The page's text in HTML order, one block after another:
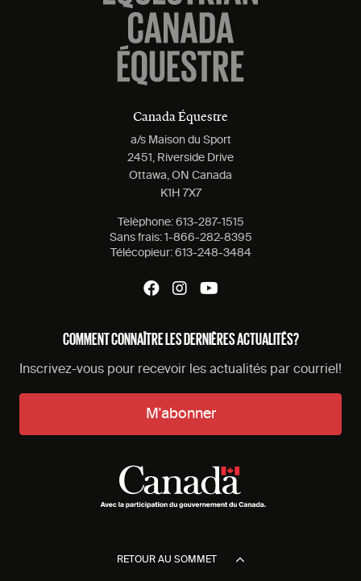
Canada Équestre
a/s Maison du Sport
2451, Riverside Drive
Ottawa, ON Canada
K1H 7X7
Tèlèphone: 613-287-1515
Sans frais: 1-866-282-8395
Télécopieur: 613-248-3484
COMMENT CONNAÎTRE LES DERNIÈRES ACTUALITÉS?
Inscrivez-vous pour recevoir les actualités par courriel!
M'abonner
RETOUR AU SOMMET